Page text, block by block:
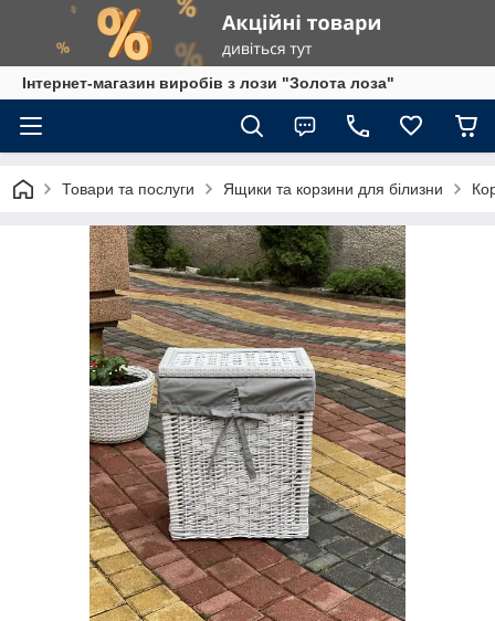
Інтернет-магазин виробів з лози "Золота лоза"
Товари та послуги Ящики та корзини для білизни